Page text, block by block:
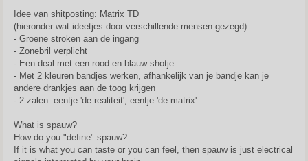
Idee van shitposting: Matrix TD
(hieronder wat ideetjes door verschillende mensen gezegd)
- Groene stroken aan de ingang
- Zonebril verplicht
- Een deal met een rood en blauw shotje
- Met 2 kleuren bandjes werken, afhankelijk van je bandje kan je
andere drankjes aan de toog krijgen
- 2 zalen: eentje 'de realiteit', eentje 'de matrix'
What is spauw?
How do you "define" spauw?
If it is what you can taste or you can feel, then spauw is just electrical